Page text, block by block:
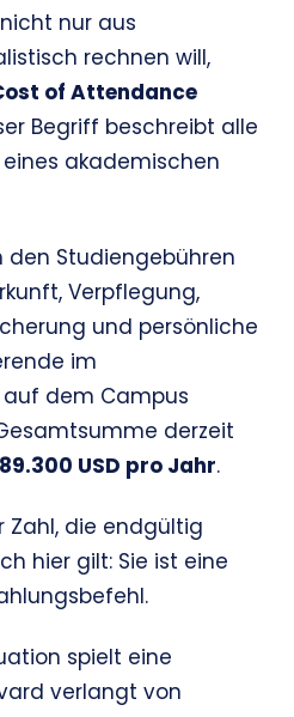
nur aus
rechnen will,
of Attendance
Begriff beschreibt alle
akademischen
den Studiengebühren
Verpflegung,
und persönliche
im
dem Campus
derzeit
USD pro Jahr.
Zahl, die endgültig
hier gilt: Sie ist eine
spielt eine
verlangt von